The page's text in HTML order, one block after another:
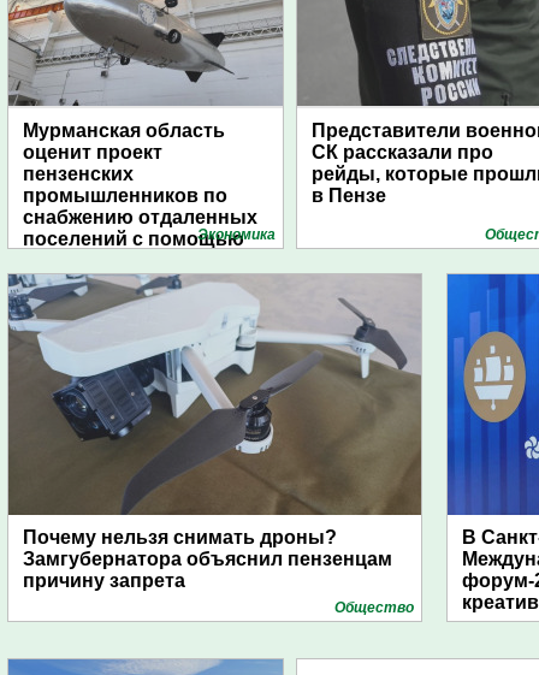
Мурманская область
оценит проект
пензенских
промышленников по
снабжению отдаленных
поселений с помощью
Экономика
Представители
СК рассказали про
рейды, которые
в Пензе
Почему нельзя снимать дроны?
Замгубернатора объяснил пензенцам
причину запрета
Общество
В
форум-